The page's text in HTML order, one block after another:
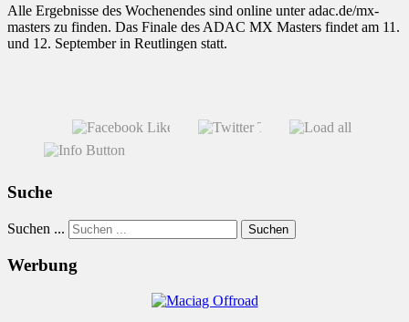
Alle Ergebnisse des Wochenendes sind online unter adac.de/mx-
masters zu finden. Das Finale des ADAC MX Masters findet am 11.
und 12. September in Reutlingen statt.
Suche
Suchen ... Suchen
Werbung